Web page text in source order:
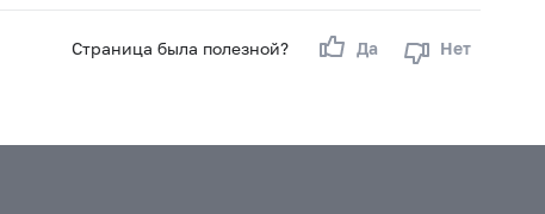
Страница была полезной? Да Нет